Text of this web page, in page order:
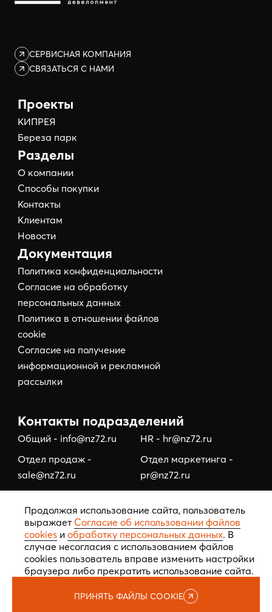
СЕРВИСНАЯ КОМПАНИЯ
СВЯЗАТЬСЯ С НАМИ
Проекты
КИПРЕЯ
Береза парк
Разделы
О компании
Способы покупки
Контакты
Клиентам
Новости
Документация
Политика конфиденциальности
Согласие на обработку
персональных данных
Политика в отношении файлов
cookie
Согласие на получение
информационной и рекламной
рассылки
Контакты подразделений
Общий - info@nz72.ru
HR - hr@nz72.ru
Отдел продаж -
sale@nz72.ru
Отдел маркетинга -
pr@nz72.ru
недвижимости -
business@nz72.ru
подрядчиками/
тендерный отдел -
tehzakaz@nz72.ru
Продолжая использование сайта, пользователь
выражает Согласие об использовании файлов
cookies и обработку персональных данных. В
случае несогласия с использованием файлов
cookies пользователь вправе изменить настройки
браузера либо прекратить использование сайта.
ПРИНЯТЬ ФАЙЛЫ COOKIE